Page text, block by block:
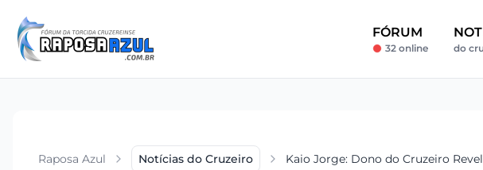
FÓRUM
32 online do
Raposa Azul Notícias do Cruzeiro Kaio Jorge: Dono do Cruzeiro